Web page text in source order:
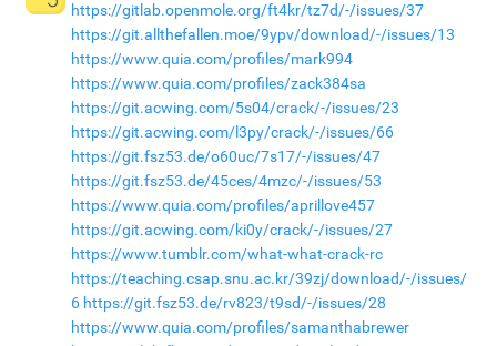
https://gitlab.openmole.org/ft4kr/tz7d/-/issues/37
https://git.allthefallen.moe/9ypv/download/-/issues/13
https://www.quia.com/profiles/mark994
https://www.quia.com/profiles/zack384sa
https://git.acwing.com/5s04/crack/-/issues/23
https://git.acwing.com/l3py/crack/-/issues/66
https://git.fsz53.de/o60uc/7s17/-/issues/47
https://git.fsz53.de/45ces/4mzc/-/issues/53
https://www.quia.com/profiles/aprillove457
https://git.acwing.com/ki0y/crack/-/issues/27
https://www.tumblr.com/what-what-crack-rc
https://teaching.csap.snu.ac.kr/39zj/download/-/issues/
6 https://git.fsz53.de/rv823/t9sd/-/issues/28
https://www.quia.com/profiles/samanthabrewer